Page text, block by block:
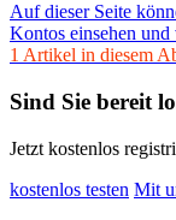
Auf dieser Seite
Kontos einsehen und
1 Artikel in diesem
Sind Sie bereit
Jetzt kostenlos
kostenlos testen Mit